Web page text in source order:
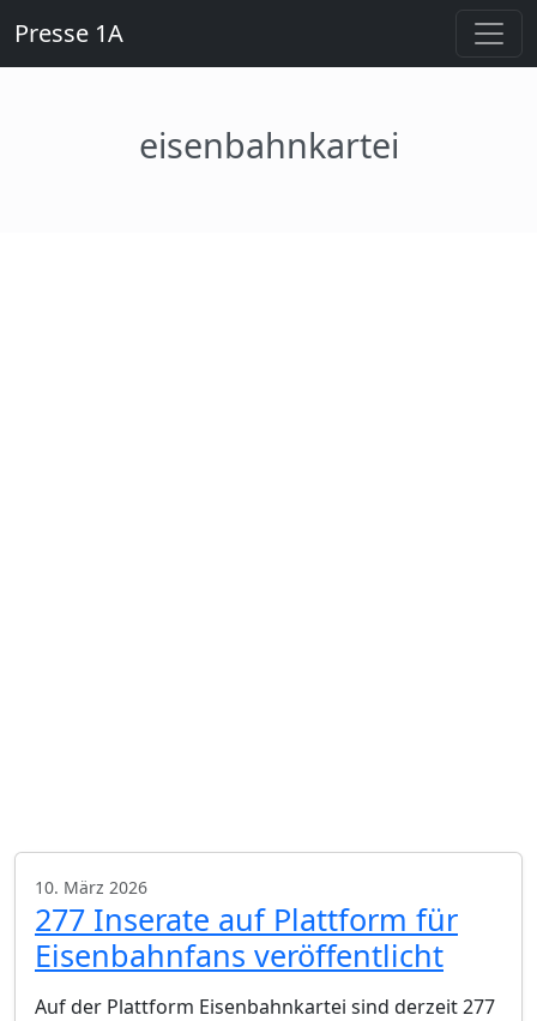
Presse 1A
eisenbahnkartei
10. März 2026
277 Inserate auf Plattform für
Eisenbahnfans veröffentlicht
Auf der Plattform Eisenbahnkartei sind derzeit 277